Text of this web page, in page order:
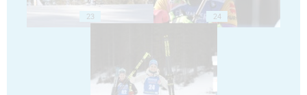
23 24